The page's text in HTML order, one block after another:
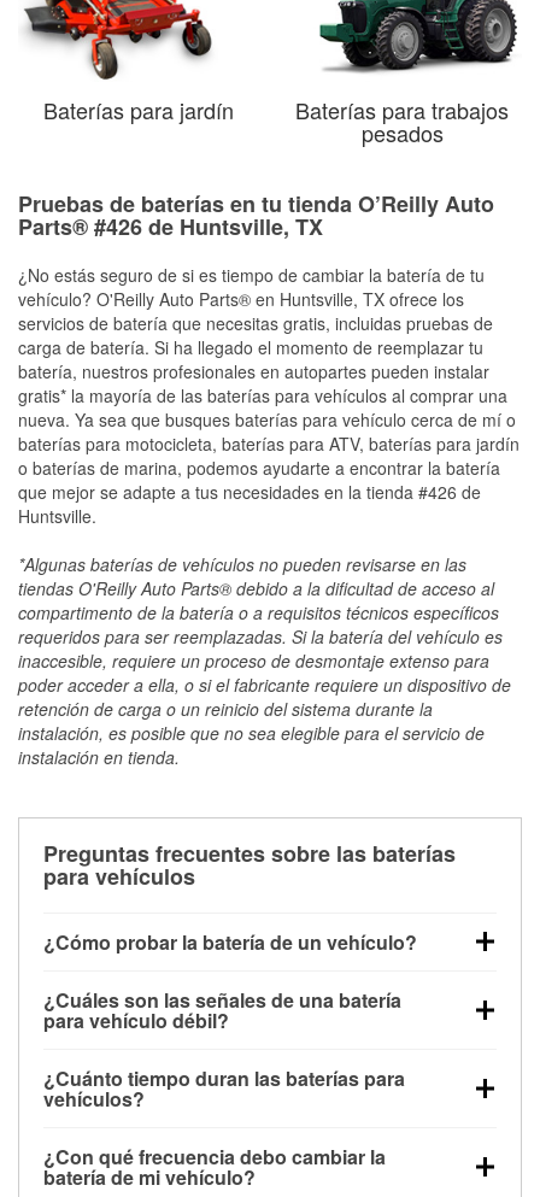
Baterías para jardín Baterías para trabajos
pesados
Pruebas de baterías en tu tienda O’Reilly Auto
Parts® #426 de Huntsville, TX
¿No estás seguro de si es tiempo de cambiar la batería de tu
vehículo? O'Reilly Auto Parts® en Huntsville, TX ofrece los
servicios de batería que necesitas gratis, incluidas pruebas de
carga de batería. Si ha llegado el momento de reemplazar tu
batería, nuestros profesionales en autopartes pueden instalar
gratis* la mayoría de las baterías para vehículos al comprar una
nueva. Ya sea que busques baterías para vehículo cerca de mí o
baterías para motocicleta, baterías para ATV, baterías para jardín
o baterías de marina, podemos ayudarte a encontrar la batería
que mejor se adapte a tus necesidades en la tienda #426 de
Huntsville.
*Algunas baterías de vehículos no pueden revisarse en las
tiendas O'Reilly Auto Parts® debido a la dificultad de acceso al
compartimento de la batería o a requisitos técnicos específicos
requeridos para ser reemplazadas. Si la batería del vehículo es
inaccesible, requiere un proceso de desmontaje extenso para
poder acceder a ella, o si el fabricante requiere un dispositivo de
retención de carga o un reinicio del sistema durante la
instalación, es posible que no sea elegible para el servicio de
instalación en tienda.
Preguntas frecuentes sobre las baterías
para vehículos
¿Cómo probar la batería de un vehículo?
maneras. El método más rápido es utilizar un
multímetro: con el vehículo apagado, conecta los
voltaje: una batería en buen estado y totalmente
cargada debería indicar unos 12.6 voltios. Es
importante saber que las baterías descargadas a
veces pueden mostrar una carga completa, y un
¿Cuáles son las señales de una batería
para vehículo débil?
advertencia. Un arranque lento del motor, faros
tenues, chasquidos al girar la llave o luces de
que la batería tiene una potencia de carga débil.
¿Cuánto tiempo duran las baterías para
vehículos?
entre 3 y 5 años. La duración exacta depende de los
¿Con qué frecuencia debo cambiar la
batería de mi vehículo?